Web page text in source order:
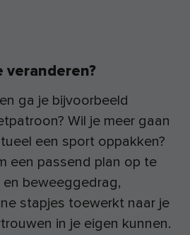
veranderen?
ga je bijvoorbeeld
Wil je meer gaan
een sport oppakken?
een passend plan op te
beweeggedrag,
stapjes toewerkt naar je
in je eigen kunnen.